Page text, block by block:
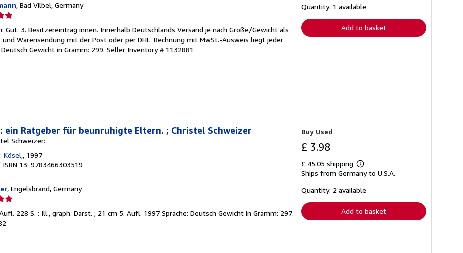
, Bad Vilbel, Germany
Gut. 3. Besitzereintrag innen. Innerhalb Deutschlands Versand je nach Größe/Gewicht als
und Warensendung mit der Post oder per DHL. Rechnung mit MwSt.-Ausweis liegt jeder
Gewicht in Gramm: 299. Seller Inventory # 1132881
shipping
Quantity: 1 available
Add to basket
ein Ratgeber für beunruhigte Eltern. ; Christel Schweizer
Schweizer:
Kösel,, 1997
ISBN 13: 9783466303519
, Engelsbrand, Germany
228 S. : Ill., graph. Darst. ; 21 cm 5. Aufl. 1997 Sprache: Deutsch Gewicht in Gramm: 297.
Buy Used
£ 3.98
£ 45.05 shipping
Learn
more
shipping
Ships from Germany to U.S.A.
Quantity: 2 available
Add to basket